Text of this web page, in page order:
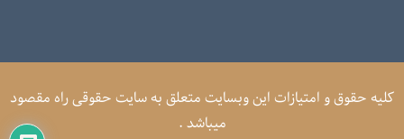
کلیه حقوق و امتیازات این وبسایت متعلق به سایت حقوقی راه مقصود
میباشد .